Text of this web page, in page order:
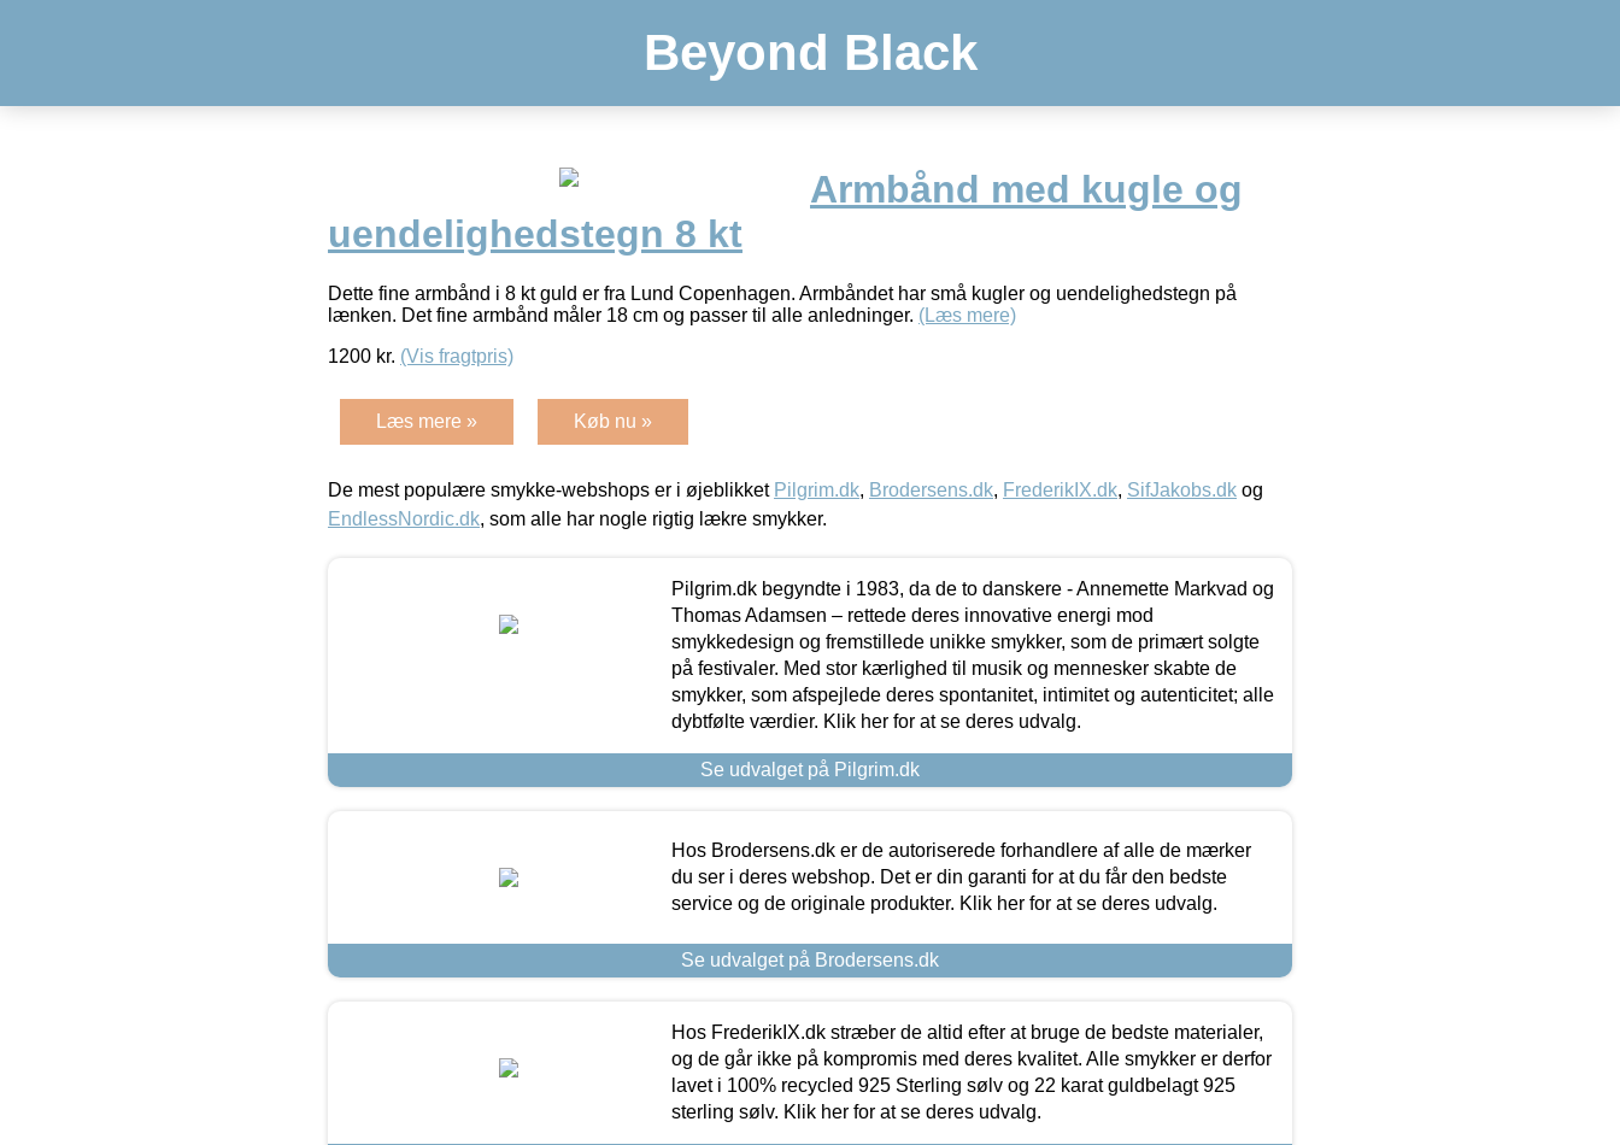
Beyond Black
Armbånd med kugle og
uendelighedstegn 8 kt
Dette fine armbånd i 8 kt guld er fra Lund Copenhagen. Armbåndet har små kugler og uendelighedstegn på
lænken. Det fine armbånd måler 18 cm og passer til alle anledninger. (Læs mere)
1200 kr. (Vis fragtpris)
Læs mere » Køb nu »
De mest populære smykke-webshops er i øjeblikket Pilgrim.dk, Brodersens.dk, FrederikIX.dk, SifJakobs.dk og
EndlessNordic.dk, som alle har nogle rigtig lækre smykker.
Pilgrim.dk begyndte i 1983, da de to danskere - Annemette Markvad og
Thomas Adamsen – rettede deres innovative energi mod
smykkedesign og fremstillede unikke smykker, som de primært solgte
på festivaler. Med stor kærlighed til musik og mennesker skabte de
smykker, som afspejlede deres spontanitet, intimitet og autenticitet; alle
dybtfølte værdier. Klik her for at se deres udvalg.
Se udvalget på Pilgrim.dk
Hos Brodersens.dk er de autoriserede forhandlere af alle de mærker
du ser i deres webshop. Det er din garanti for at du får den bedste
service og de originale produkter. Klik her for at se deres udvalg.
Se udvalget på Brodersens.dk
Hos FrederikIX.dk stræber de altid efter at bruge de bedste materialer,
og de går ikke på kompromis med deres kvalitet. Alle smykker er derfor
lavet i 100% recycled 925 Sterling sølv og 22 karat guldbelagt 925
sterling sølv. Klik her for at se deres udvalg.